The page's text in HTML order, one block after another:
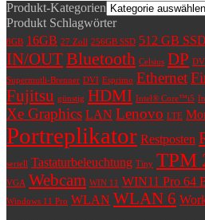
Produkt-Kategorien
Produkt Schlagwörter
8GB 16GB 27 Zoll 256GB SSD 512 GB
IN/OUTBluetooth Celsius DP
Supermutli-Brenner DVI Esprimo Ethernet
Fujitsu günstig HDMI Intel® Core™i5
Xe Graphics LAN Lenovo LTE
Portreplikator Restposten
seriell Tastaturbeleuchtung Tiny TPM
VGA Webcam WIN 11 WIN11 Pro 64
Windows 11 Pro WLAN WLAN 6